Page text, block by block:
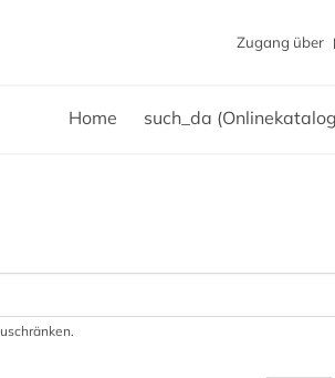
Zugang über
Home such_da